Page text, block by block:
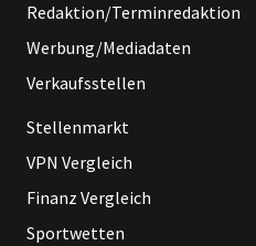
Redaktion/Terminredaktion
Werbung/Mediadaten
Verkaufsstellen
Stellenmarkt
VPN Vergleich
Finanz Vergleich
Sportwetten